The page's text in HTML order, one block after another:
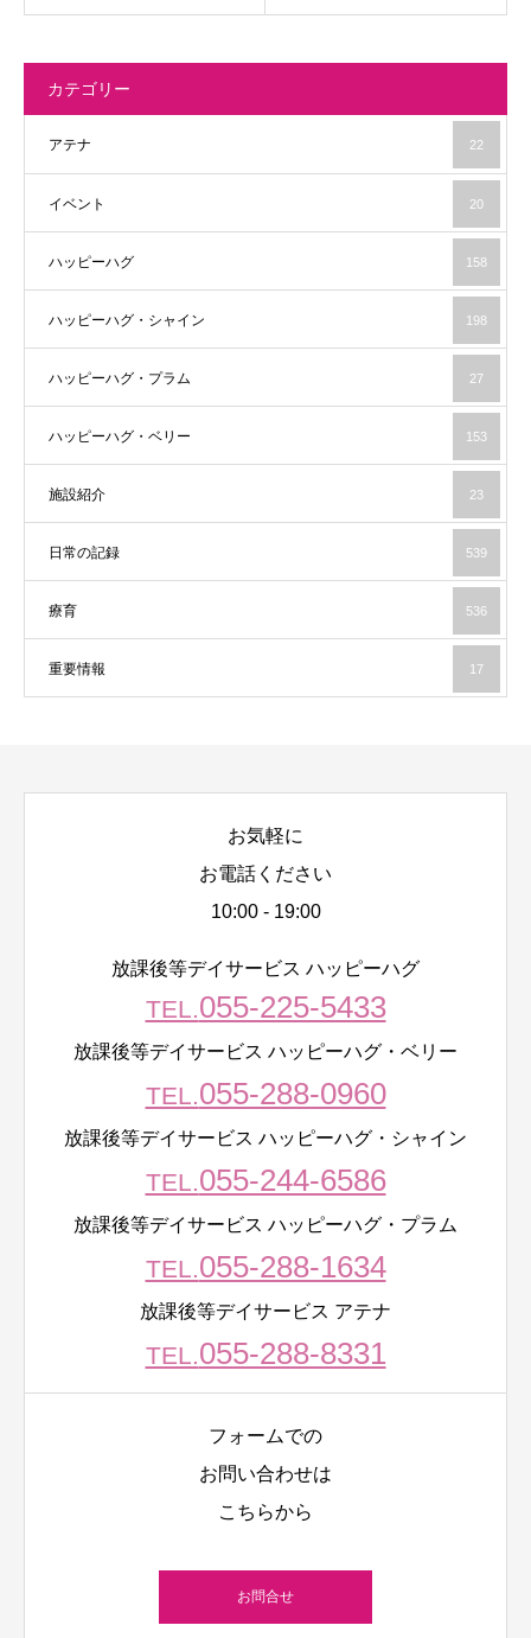
カテゴリー
アテナ 22
イベント 20
ハッピーハグ 158
ハッピーハグ・シャイン 198
ハッピーハグ・プラム 27
ハッピーハグ・ベリー 153
施設紹介 23
日常の記録 539
療育 536
重要情報 17
お気軽に
お電話ください
10:00 - 19:00
放課後等デイサービス ハッピーハグ
TEL.055-225-5433
放課後等デイサービス ハッピーハグ・ベリー
TEL.055-288-0960
放課後等デイサービス ハッピーハグ・シャイン
TEL.055-244-6586
放課後等デイサービス ハッピーハグ・プラム
TEL.055-288-1634
放課後等デイサービス アテナ
TEL.055-288-8331
フォームでの
お問い合わせは
こちらから
お問合せ